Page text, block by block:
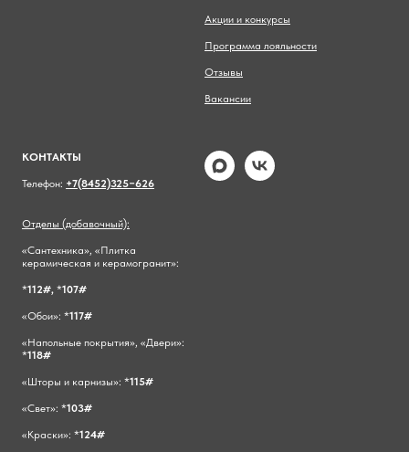
Акции и конкурсы
Программа лояльности
Отзывы
Вакансии
КОНТАКТЫ
Телефон: +7(8452)325−626
Отделы (добавочный):
«Сантехника», «Плитка
керамическая и керамогранит»:
*112#, *107#
«Обои»: *117#
«Напольные покрытия», «Двери»:
*118#
«Шторы и карнизы»: *115#
«Свет»: *103#
«Краски»: *124#